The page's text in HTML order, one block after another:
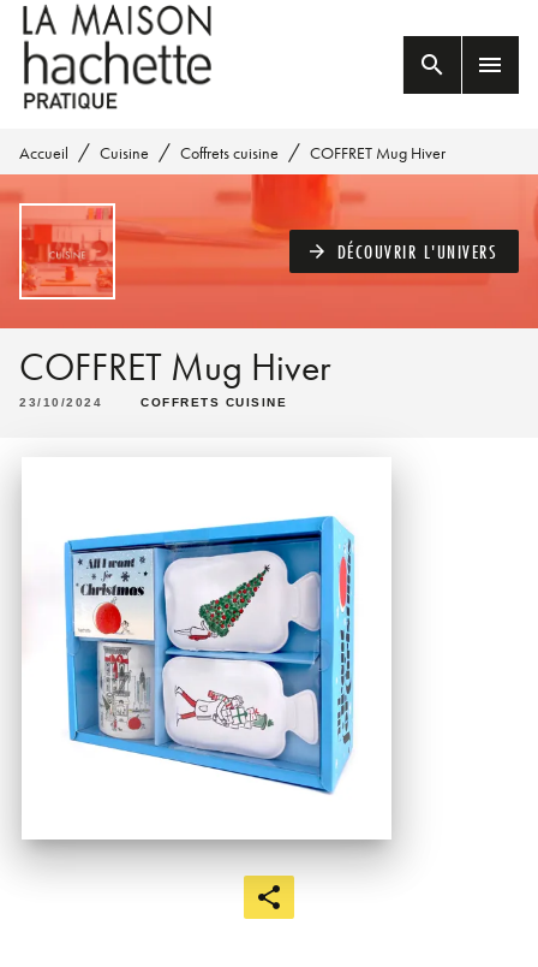
MENU RECHERCHE
PIED DE PAGE
search menu
Accueil / Cuisine / Coffrets cuisine / COFFRET Mug Hiver
arrow_forward DÉCOUVRIR L'UNIVERS
COFFRET Mug Hiver
23/10/2024 COFFRETS CUISINE